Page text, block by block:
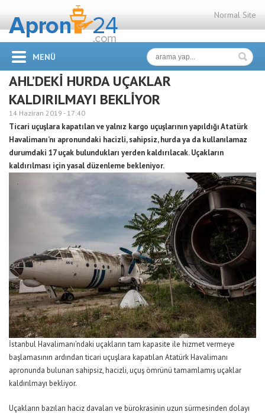
Normal Site
MENÜ
AHL’DEKİ HURDA UÇAKLAR
KALDIRILMAYI BEKLİYOR
14 Haziran 2019 - 17:40
Ticari uçuşlara kapatılan ve yalnız kargo uçuşlarının yapıldığı Atatürk
Havalimanı’nı apronundaki hacizli, sahipsiz, hurda ya da kullanılamaz
durumdaki 17 uçak bulundukları yerden kaldırılacak. Uçakların
kaldırılması için yasal düzenleme bekleniyor.
İstanbul Havalimanı’ndaki uçakların tam kapasite ile hizmet vermeye
başlamasının ardından ticari uçuşlara kapatılan Atatürk Havalimanı
apronunda bulunan sahipsiz, hacizli, uçuş ömrünü tamamlamış uçaklar
kaldırılmayı bekliyor.
Uçakların bazıları haciz davaları ve bürokrasinin uzun sürmesinden dolayı